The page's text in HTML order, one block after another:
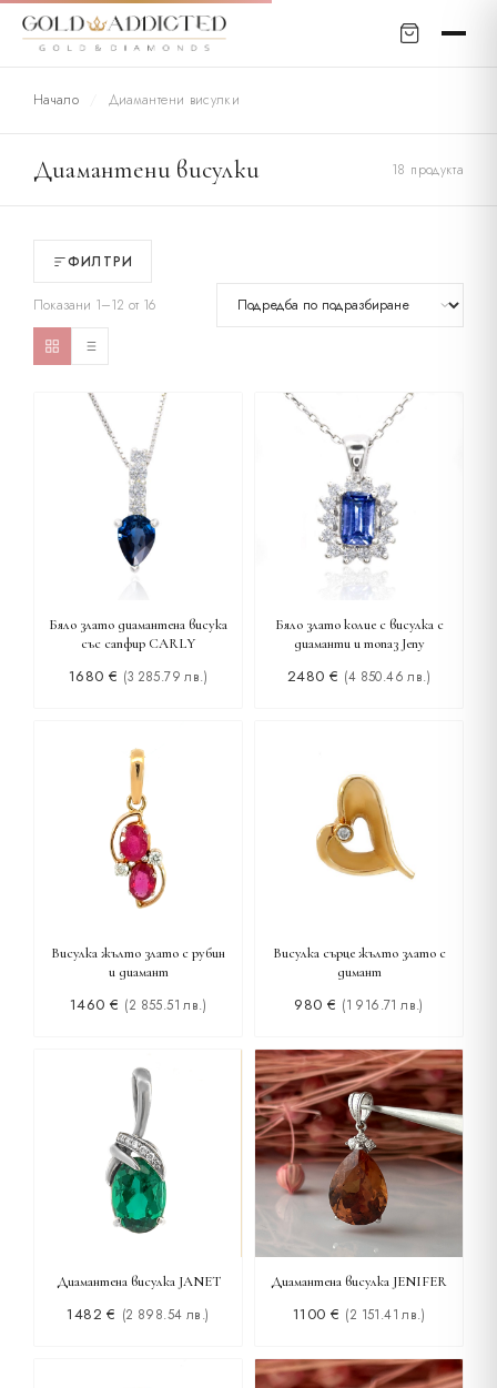
Начало Диамантени висулки
Диамантени висулки 18 продукта
ФИЛТРИ
Показани 1–12 от 16
Бяло злато диамантена висука
със сапфир CARLY
1680 € (3 285.79 лв.)
Бяло злато колие с висулка с
диаманти и топаз Jeny
2480 € (4 850.46 лв.)
Висулка жълто злато с рубин
и диамант
1460 € (2 855.51 лв.)
Висулка сърце жълто злато с
димант
980 € (1 916.71 лв.)
Диамантена висулка JANET
1482€ (2 898.54 лв.)
Диамантена висулка JENIFER
1100 € (2 151.41 лв.)